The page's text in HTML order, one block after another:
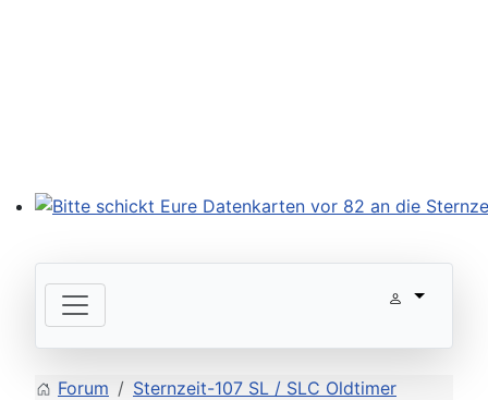
Forum
Sternzeit-107 SL / SLC Oldtimer